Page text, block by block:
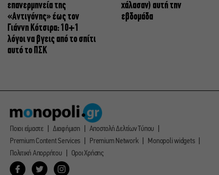
επανερμηνεία της
«Αντιγόνης» έως τον
Γιάννη Κότσιρα: 10+1
λόγοι να βγεις από το σπίτι
αυτό το ΠΣΚ
χάλασαν) αυτή την
εβδομάδα
Ποιοι είμαστε Διαφήμιση
Αποστολή Δελτίων Τύπου
Premium Content Services
Premium Network
Monopoli widgets
Πολιτική Απορρήτου
Οροι Χρήσης